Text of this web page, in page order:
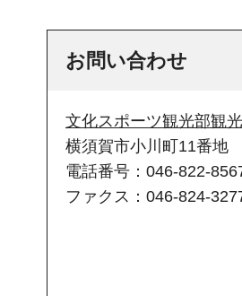
お問い合わせ
文化スポーツ観光部観
横須賀市小川町11番地
電話番号：046-822-
ファクス：046-824-